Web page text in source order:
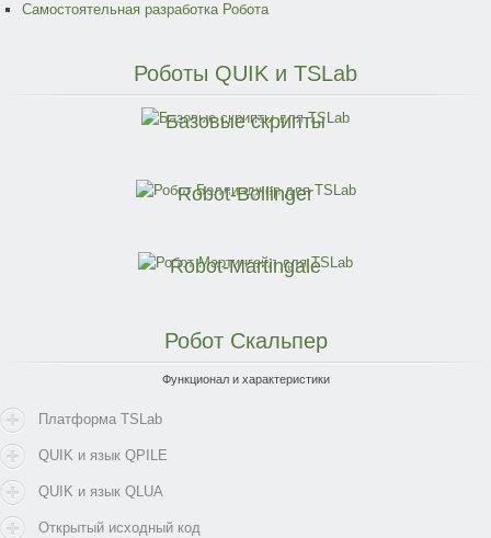
Самостоятельная разработка Робота
Роботы QUIK и TSLab
Базовые скрипты
Robot-Bollinger
Robot-Martingale
РоботСкальпер
Функционал и характеристики
Платформа TSLab
QUIK и язык QPILE
QUIK и язык QLUA
Открытый исходный код